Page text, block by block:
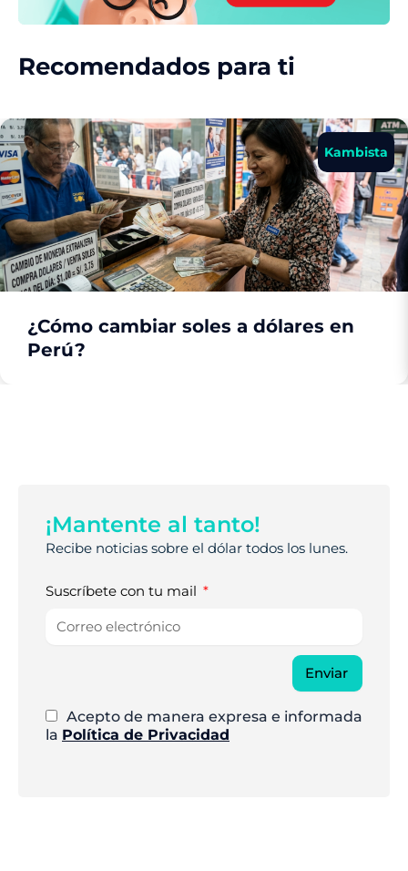
Recomendados para ti
Kambista
¿Cómo cambiar soles a dólares en
Perú?
¡Mantente al tanto!
Recibe noticias sobre el dólar todos los lunes.
Suscríbete con tu mail
Enviar
Acepto de manera expresa e informada
la Política de Privacidad